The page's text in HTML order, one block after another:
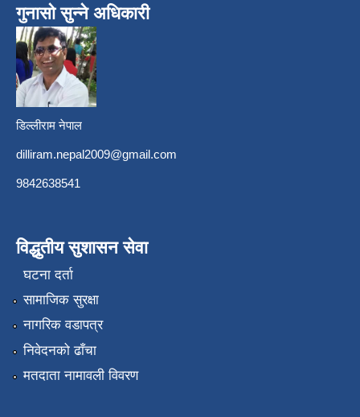
गुनासो सुन्ने अधिकारी
डिल्लीराम नेपाल
dilliram.nepal2009@gmail.com
9842638541
विद्धुतीय सुशासन सेवा
घटना दर्ता
सामाजिक सुरक्षा
नागरिक वडापत्र
निवेदनको ढाँचा
मतदाता नामावली विवरण